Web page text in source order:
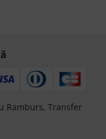
Ramburs, Transfer